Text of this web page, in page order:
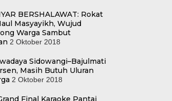
BERSHALAWAT: Rokat
Masyayikh, Wujud
Warga Sambut
2 Oktober 2018
Sidowangi–Bajulmati
Masih Butuh Uluran
2 Oktober 2018
Final Karaoke Pantai